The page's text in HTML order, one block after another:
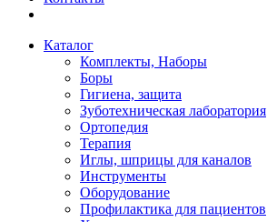
Каталог
Комплекты, Наборы
Боры
Гигиена, защита
Зуботехническая лаборатория
Ортопедия
Терапия
Иглы, шприцы для каналов
Инструменты
Оборудование
Профилактика для пациентов